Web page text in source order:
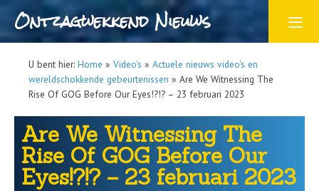
Ontzagwekkend Nieuws
U bent hier: Home » Video's » Actuele nieuws video's en
wereldschokkende gebeurtenissen » Are We Witnessing The
Rise Of GOG Before Our Eyes!?!? – 23 februari 2023
Are We Witnessing The
Rise Of GOG Before Our
Eyes!?!? – 23 februari 2023